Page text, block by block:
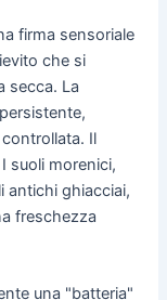
firma sensoriale
che si
secca. La
Il
suoli morenici,
antichi ghiacciai,
freschezza
una "batteria"